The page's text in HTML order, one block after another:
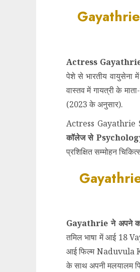
Actress
पेशे से भारतीय वायुसेना
वास्तव में गायत्री के
(2023 के अनुसार).
Actress Gayathrie
कॉलेज से
प्रशिक्षित सम्मोहन
Gayathrie ने अपने
तमिल भाषा में आई 18
आई फिल्म Naduvula
के साथ अपनी मलयालम